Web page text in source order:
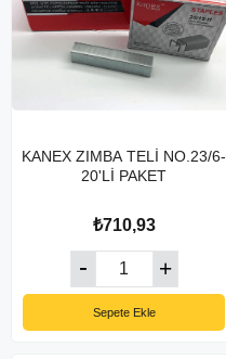
KANEX ZIMBA TELİ NO.23/6-
20'Lİ PAKET
₺710,93
Sepete Ekle